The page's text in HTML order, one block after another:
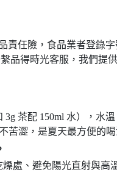
任險，食品業者登錄字
品得時光客服，我們提
茶配 150ml 水），水
苦澀，是夏天最方便的喝
處、避免陽光直射與